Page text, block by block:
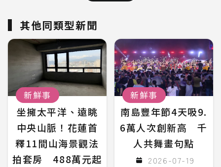
其他同類型新聞
新鮮事
坐擁太平洋、遠眺
中央山脈！花蓮首
釋11間山海景觀法
拍套房 488萬元起
新鮮事
南島豐年節4天吸9.
6萬人次創新高 千
人共舞畫句點
2026-07-19